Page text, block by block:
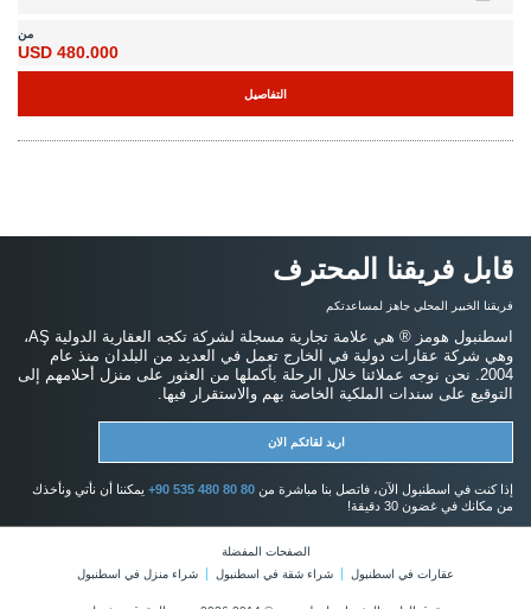
من
480.000 USD
التفاصيل
قابل فريقنا المحترف
فريقنا الخبير المحلي جاهز لمساعدتكم
اسطنبول هومز ® هي علامة تجارية مسجلة لشركة تكجه العقارية الدولية AŞ،
وهي شركة عقارات دولية في الخارج تعمل في العديد من البلدان منذ عام
2004. نحن نوجه عملائنا خلال الرحلة بأكملها من العثور على منزل أحلامهم إلى
التوقيع على سندات الملكية الخاصة بهم والاستقرار فيها.
اريد لقائكم الان
إذا كنت في اسطنبول الآن، فاتصل بنا مباشرة من +90 535 480 80 80 يمكننا أن نأتي ونأخذك
من مكانك في غضون 30 دقيقة!
الصفحات المفضلة
عقارات في اسطنبول
شراء شقة في اسطنبول شراء منزل في اسطنبول